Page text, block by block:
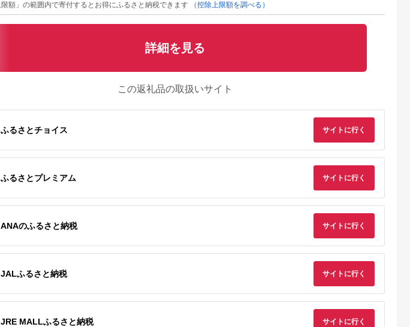
円
北海道 洞爺湖町
15万円分 感謝券 洞爺
湖 温泉 旅行
寄付金額:500,000円
品券3,000円分
枚 3000円分《もりも
と》お買い物券 商品
フェリーチェふるさと
納税感謝券(1000円分
チケット×6枚)＜ 高級
スイーツ 洋菓子 ギフ
円
愛知県 碧南市
【長田農園に行こ
う!!】直売所で使える
お買物券 3,000円
分 H004-159
寄付金額:
額」の範囲内で寄付するとお得にふるさと納税できます
（控除上限額を調べる）
詳細を見る
この返礼品の取扱いサイト
ふるさとチョイス サイトに行く
ふるさとプレミアム サイトに行く
ANAのふるさと納税 サイトに行く
JALふるさと納税 サイトに行く
JRE MALLふるさと納税 サイトに行く